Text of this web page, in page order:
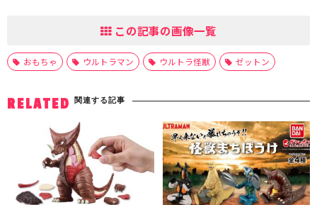
この記事の画像一覧
おもちゃ ウルトラマン ウルトラ怪獣 ゼットン
RELATED 関連する記事